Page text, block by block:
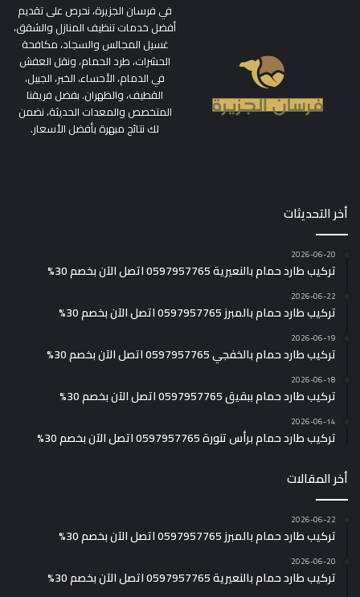
في فرسان الجزيرة، نحرص على تقديم
أفضل خدمات تنظيف المنازل والشقق،
غسيل المجالس والسجاد، مكافحة
الحشرات، طرد الحمام، ونقل العفش
في الدمام، الأحساء، الخبر، الجبيل،
القطيف، والظهران. بفضل فريقنا
المتخصص والمعدات الحديثة، نضمن
لك نتائج مبهرة بأفضل الأسعار.
أخر التحديثات
2026-06-20
تركيب طارد حمام بالنعيرية 0597957765 اتصل الآن بخصم 30%
2026-06-22
تركيب طارد حمام بالمبرز 0597957765 اتصل الآن بخصم 30%
2026-06-19
تركيب طارد حمام بالخفجي 0597957765 اتصل الآن بخصم 30%
2026-06-18
تركيب طارد حمام ببقيق 0597957765 اتصل الآن بخصم 30%
2026-06-14
تركيب طارد حمام برأس تنورة 0597957765 اتصل الآن بخصم 30%
أخر المقالات
2026-06-22
تركيب طارد حمام بالمبرز 0597957765 اتصل الآن بخصم 30%
2026-06-20
تركيب طارد حمام بالنعيرية 0597957765 اتصل الآن بخصم 30%